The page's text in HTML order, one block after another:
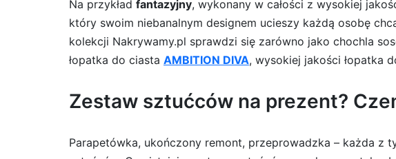
Na przykład fantazyjny, wykonany w całości z wysokiej
który swoim niebanalnym designem ucieszy każdą osobę
kolekcji Nakrywamy.pl sprawdzi się zarówno jako chochla
łopatka do ciasta AMBITION DIVA, wysokiej jakości łopatka
Zestaw sztućców na prezent?
Parapetówka, ukończony remont, przeprowadzka – każda z